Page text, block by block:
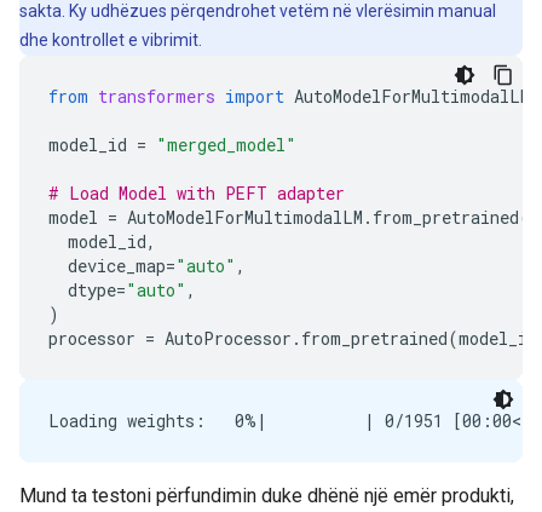
sakta. Ky udhëzues përqendrohet vetëm në vlerësimin manual
dhe kontrollet e vibrimit.
from transformers import AutoModelForMultimodalLM
model_id = "merged_model"
# Load Model with PEFT adapter
model = AutoModelForMultimodalLM . from_pretrained(
model_id,
device_map="auto" ,
dtype="auto" ,
)
processor = AutoProcessor . from_pretrained(model_id
Mund ta testoni përfundimin duke dhënë një emër produkti,